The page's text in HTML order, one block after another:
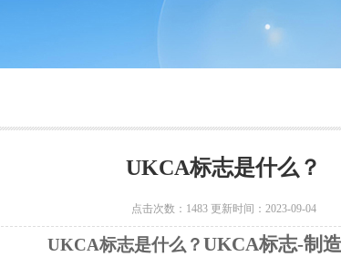
UKCA标志是什么？
点击次数：1483 更新时间：2023-09-04
UKCA标志是什么？UKCA标志-制